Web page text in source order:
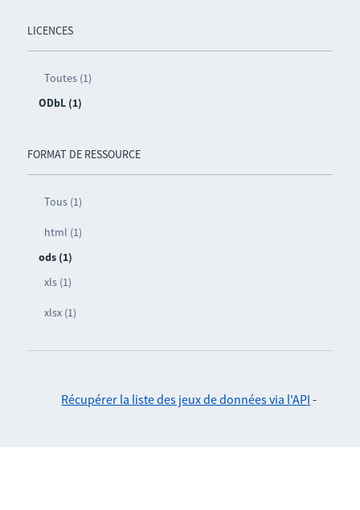
LICENCES
Toutes (1)
ODbL (1)
FORMAT DE RESSOURCE
Tous (1)
html (1)
ods (1)
xls (1)
xlsx (1)
Récupérer la liste des jeux de données via l'API -